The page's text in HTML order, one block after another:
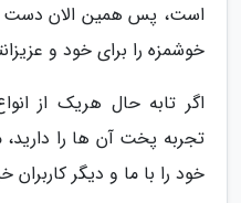
است، پس همین الان دست
خوشمزه را برای خود و
اگر تابه حال هریک از
تجربه پخت آن ها را
خود را با ما و دیگر کاربران